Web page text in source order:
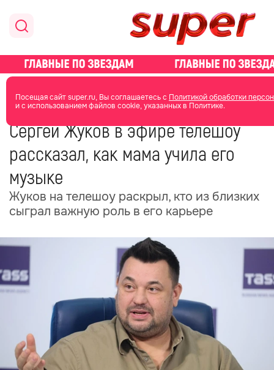
Посещая сайт super.ru, Вы соглашаетесь с Политикой обработки
и с использованием файлов cookie, указанных в Политике.
главная новости о звездах новости
Сергей Жуков в эфире телешоу
рассказал, как мама учила его
музыке
Жуков на телешоу раскрыл, кто из близких
сыграл важную роль в его карьере